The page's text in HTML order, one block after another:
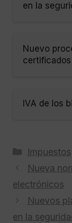
en la
Nuevo
IVA de los
Categorías
Impuestos
Nueva
electrónicos
Nuevos
en la